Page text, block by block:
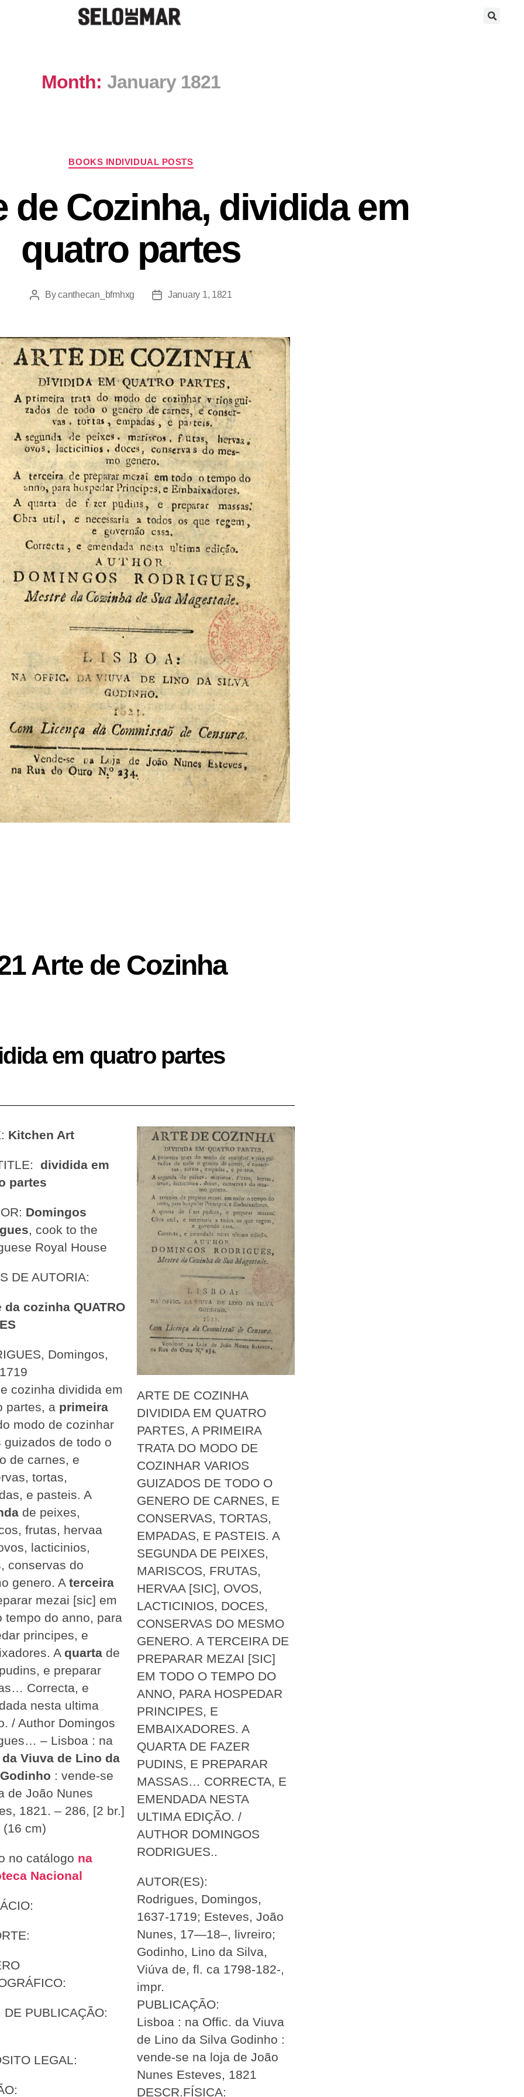
Month: January 1821
BOOKS INDIVIDUAL POSTS
de Cozinha, dividida em
quatro partes
Bycanthecan_bfmhxg January 1, 1821
Arte de Cozinha
em quatro partes
Kitchen Art
dividida em
partes
Domingos
, cook to the
Royal House
DE AUTORIA:
da cozinha QUATRO
Domingos,
cozinha dividida em
partes, a primeira
modo de cozinhar
guizados de todo o
de carnes, e
tortas,
e pasteis. A
de peixes,
frutas, hervaa
lacticinios,
conservas do
genero. A terceira
mezai [sic] em
tempo do anno, para
principes, e
A quarta de
e preparar
Correcta, e
nesta ultima
/ Author Domingos
– Lisboa : na
Viuva de Lino da
: vende-se
de João Nunes
1821. – 286, [2 br.]
(16 cm)
no catálogo na
Nacional
DE PUBLICAÇÃO:
LEGAL:
ARTE DE COZINHA
DIVIDIDA EM QUATRO
PARTES, A PRIMEIRA
TRATA DO MODO DE
COZINHAR VARIOS
GUIZADOS DE TODO O
GENERO DE CARNES, E
CONSERVAS, TORTAS,
EMPADAS, E PASTEIS. A
SEGUNDA DE PEIXES,
MARISCOS, FRUTAS,
HERVAA [SIC], OVOS,
LACTICINIOS, DOCES,
CONSERVAS DO MESMO
GENERO. A TERCEIRA DE
PREPARAR MEZAI [SIC]
EM TODO O TEMPO DO
ANNO, PARA HOSPEDAR
PRINCIPES, E
EMBAIXADORES. A
QUARTA DE FAZER
PUDINS, E PREPARAR
MASSAS… CORRECTA, E
EMENDADA NESTA
ULTIMA EDIÇÃO. /
AUTHOR DOMINGOS
RODRIGUES..
AUTOR(ES):
Rodrigues, Domingos,
1637-1719; Esteves, João
Nunes, 17—18–, livreiro;
Godinho, Lino da Silva,
Viúva de, fl. ca 1798-182-,
impr.
PUBLICAÇÃO:
Lisboa : na Offic. da Viuva
de Lino da Silva Godinho :
vende-se na loja de João
Nunes Esteves, 1821
DESCR.FÍSICA: